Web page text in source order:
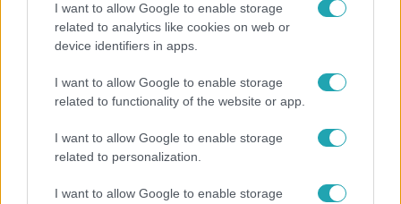
I want to allow Google to enable storage
related to analytics like cookies on web or
device identifiers in apps.
I want to allow Google to enable storage
related to functionality of the website or app.
I want to allow Google to enable storage
related to personalization.
I want to allow Google to enable storage
2023. március 14. 7:59
Kivégzéssel és csonkítással fenyegették meg a
Ők azok, akik lefújták Szálasi fényképét és nevét az